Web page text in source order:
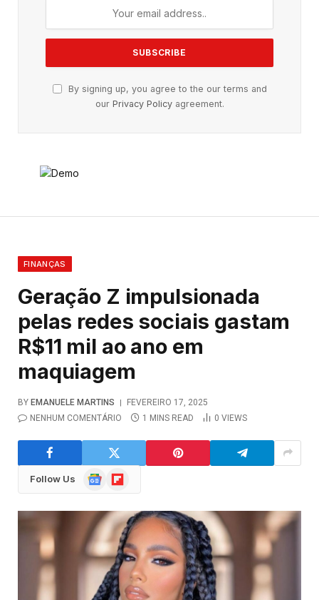
By signing up, you agree to the our terms and
our Privacy Policyagreement.
FINANÇAS
Geração Z impulsionada
pelas redes sociais gastam
R$11 mil ao ano em
maquiagem
BY EMANUELE MARTINS
FEVEREIRO 17, 2025
NENHUM COMENTÁRIO
1 MINS READ 0 VIEWS
Follow Us
GoogleFlipboard